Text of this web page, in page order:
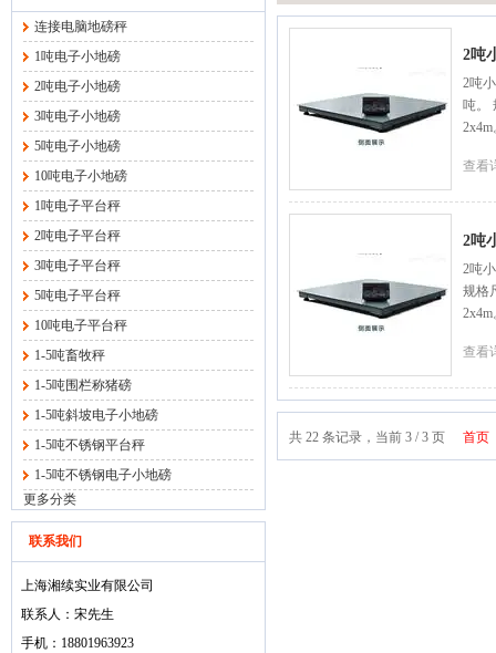
连接电脑地磅秤
1吨电子小地磅
2吨电子小地磅
3吨电子小地磅
5吨电子小地磅
10吨电子小地磅
1吨电子平台秤
2吨电子平台秤
3吨电子平台秤
5吨电子平台秤
10吨电子平台秤
1-5吨畜牧秤
1-5吨围栏称猪磅
1-5吨斜坡电子小地磅
1-5吨不锈钢平台秤
1-5吨不锈钢电子小地磅
更多分类
联系我们
上海湘续实业有限公司
联系人：宋先生
手机：18801963923
2吨
2吨
吨。
2x4m
查看
2吨
2吨
规格
2x4m
查看
共 22 条记录，当前 3 / 3 页 首页